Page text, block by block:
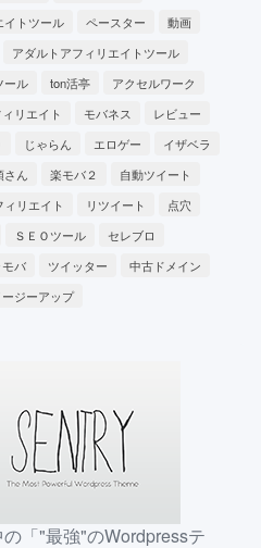
イトツール ペースター
動画
アダルトアフィリエイトツール
ール ton活亭
アクセルワーク
リエイト モバネス
レビュー
じゃらん エロゲー
イザベラ
さん 楽モバ２
自動ツイート
ィリエイト リツイート
点穴
ＳＥＯツール
セレブロ
バ ツイッター
中古ドメイン
ージーアップ
「"最強"のWordpressテ